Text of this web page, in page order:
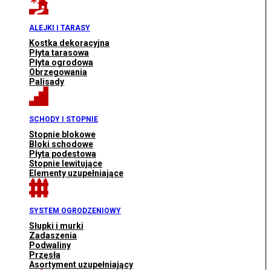
ALEJKI I TARASY
Kostka dekoracyjna
Płyta tarasowa
Płyta ogrodowa
Obrzegowania
Palisady
SCHODY I STOPNIE
Stopnie blokowe
Bloki schodowe
Płyta podestowa
Stopnie lewitujące
Elementy uzupełniające
SYSTEM OGRODZENIOWY
Słupki i murki
Zadaszenia
Podwaliny
Przęsła
Asortyment uzupełniający